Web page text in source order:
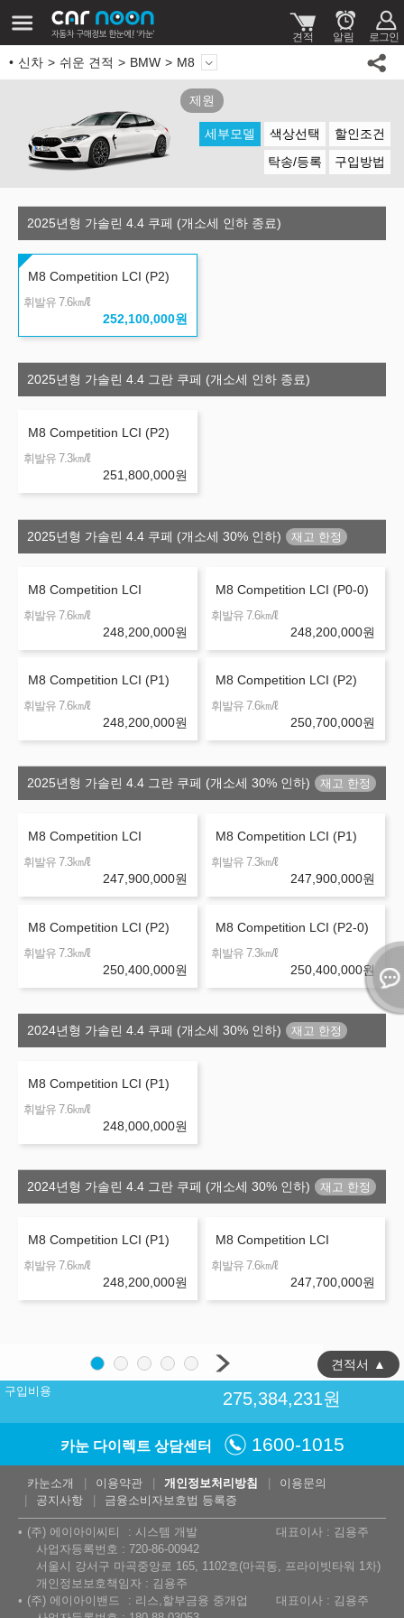
신차 쉬운 견적 BMW M8
제원
세부모델 색상선택
할인조건
탁송/등록
구입방법
2025년형 가솔린 4.4 쿠페 (개소세 인하 종료)
M8 Competition LCI (P2)
휘발유 7.6㎞/ℓ
252,100,000원
2025년형 가솔린 4.4 그란 쿠페 (개소세 인하 종료)
M8 Competition LCI (P2)
휘발유 7.3㎞/ℓ
251,800,000원
2025년형 가솔린 4.4 쿠페 (개소세 30% 인하)
M8 Competition LCI
휘발유 7.6㎞/ℓ
248,200,000원
M8 Competition LCI (P0-0)
휘발유 7.6㎞/ℓ
248,200,000원
M8 Competition LCI (P1)
휘발유 7.6㎞/ℓ
248,200,000원
M8 Competition LCI (P2)
휘발유 7.6㎞/ℓ
250,700,000원
2025년형 가솔린 4.4 그란 쿠페 (개소세 30% 인하)
M8 Competition LCI
휘발유 7.3㎞/ℓ
247,900,000원
M8 Competition LCI (P1)
휘발유 7.3㎞/ℓ
247,900,000원
M8 Competition LCI (P2)
휘발유 7.3㎞/ℓ
250,400,000원
M8 Competition LCI (P2-0)
휘발유 7.3㎞/ℓ
250,400,000원
2024년형 가솔린 4.4 쿠페 (개소세 30% 인하)
M8 Competition LCI (P1)
휘발유 7.6㎞/ℓ
248,000,000원
2024년형 가솔린 4.4 그란 쿠페 (개소세 30% 인하)
M8 Competition LCI (P1)
휘발유 7.6㎞/ℓ
248,200,000원
M8 Competition LCI
휘발유 7.6㎞/ℓ
247,700,000원
구입비용 275,384,231원
견적서 ▲
카눈 다이렉트 상담센터 1600-1015
카눈소개 이용약관 개인정보처리방침
이용문의
공지사항
금융소비자보호법 등록증
(주) 에이아이씨티 시스템 개발
대표이사 : 김용주
사업자등록번호 : 720-86-00942
서울시 강서구 마곡중앙로 165, 1102호(마곡동, 프라이빗타워 1차)
개인정보보호책임자 : 김용주
(주) 에이아이밴드
리스,할부금융 중개업
대표이사 : 김용주